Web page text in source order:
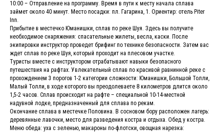
10:00 – Отправление на программу. Время в пути к месту начала сплава
займет около 40 минут. Место посадки: пл. Гагарина, 1. Ориентир: отель Piter
Inn.
Прибытие в местечко Юманишки, сплав по реке Шуя. Здесь вы получите
необходимое снаряжения: спасательные жилеты, весла, каски. После
экипировки инструктор проведет брифинг по технике безопасности. Затем вас
ждет сплав по реке Шуя, который проходит на плесовом участке.
Туристы вместе с инструктором отрабатывают навыки безопасного
путешествия на рафтах. Увлекательный сплав по красивой равнинной реке с
прохождением 3 порогов 1-2 категории сложности: Юманишки, Большой Толли,
Малый Толли, в ходе которого вы преодолеваете 8 километров длится около
1,5-2 часов. Сплав происходит на рафте – специальной 10-14-местной
надувной лодке, предназначенный для сплава по рекам.
Окончание сплава в местечке Половина. В сосновом бору расположен лагерь:
деревянные лавочки, место для разведения костра и отдыха. Обед у костра.
Меню обеда: уха с зеленью, макароны по-флотски, овощная нарезка: